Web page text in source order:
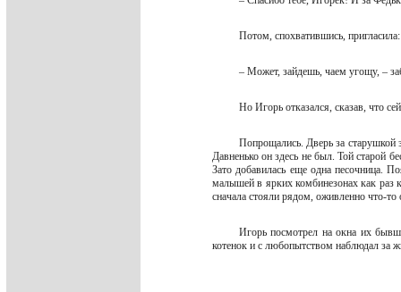
Потом, спохватившись,
– Может, зайдешь, чаем угощу, –
Но Игорь отказался, сказав, что
Попрощались. Дверь за старушкой
Давненько он здесь не был. Той старой
Зато добавилась еще одна песочница.
малышей в ярких комбинезонах как раз
сначала стояли рядом, оживленно что-
Игорь посмотрел на окна их
котенок и с любопытством наблюдал за